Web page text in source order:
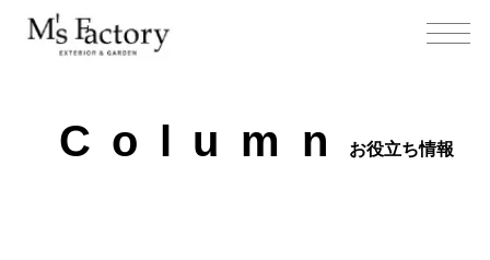
C o l u m n お役立ち情報